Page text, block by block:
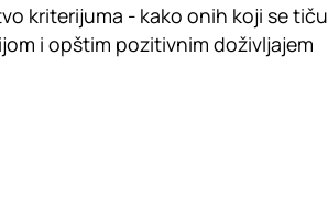
kriterijuma - kako onih koji se tiču
i opštim pozitivnim doživljajem